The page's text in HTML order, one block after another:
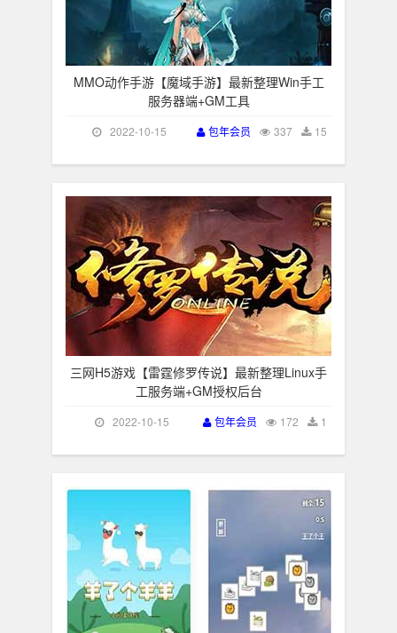
MMO动作手游【魔域手游】最新整理Win手工
服务器端+GM工具
2022-10-15 15
337
包年会员
三网H5游戏【雷霆修罗传说】最新整理Linux手
工服务端+GM授权后台
2022-10-15 1
172
包年会员